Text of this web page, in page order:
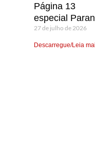
Página 13
especial
27 de julho de 2026
Descarregue/Leia